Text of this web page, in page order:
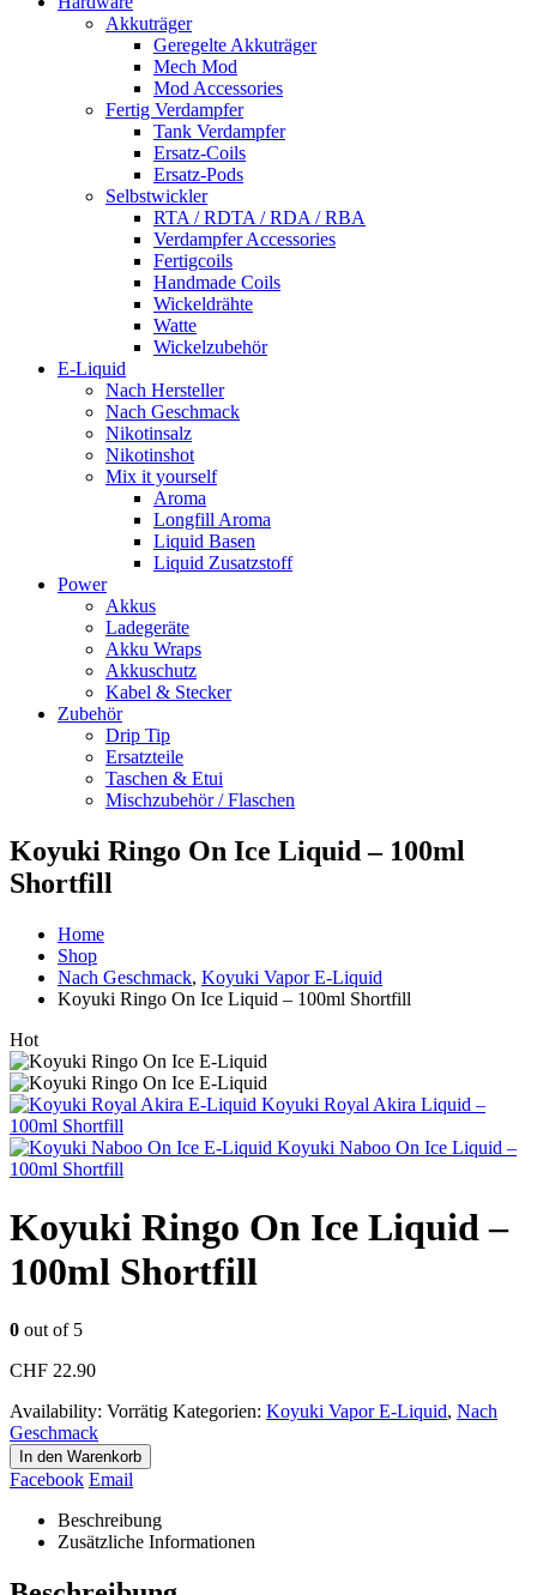
Akkuträger
Geregelte Akkuträger
Mech Mod
Mod Accessories
Fertig Verdampfer
Tank Verdampfer
Ersatz-Coils
Ersatz-Pods
Selbstwickler
RTA / RDTA / RDA / RBA
Verdampfer Accessories
Fertigcoils
Handmade Coils
Wickeldrähte
Watte
Wickelzubehör
E-Liquid
Nach Hersteller
Nach Geschmack
Nikotinsalz
Nikotinshot
Mix it yourself
Aroma
Longfill Aroma
Liquid Basen
Liquid Zusatzstoff
Power
Akkus
Ladegeräte
Akku Wraps
Akkuschutz
Kabel & Stecker
Zubehör
Drip Tip
Ersatzteile
Taschen & Etui
Mischzubehör / Flaschen
Koyuki Ringo On Ice Liquid – 100ml
Shortfill
Home
Shop
Nach Geschmack, Koyuki Vapor E-Liquid
Koyuki Ringo On Ice Liquid – 100ml Shortfill
Hot
Koyuki Royal Akira Liquid –
100ml Shortfill
Koyuki Naboo On Ice Liquid –
100ml Shortfill
Koyuki Ringo On Ice Liquid –
100ml Shortfill
0 out of 5
CHF 22.90
Availability: Vorrätig Kategorien: Koyuki Vapor E-Liquid, Nach
Geschmack
In den Warenkorb
Facebook Email
Beschreibung
Zusätzliche Informationen